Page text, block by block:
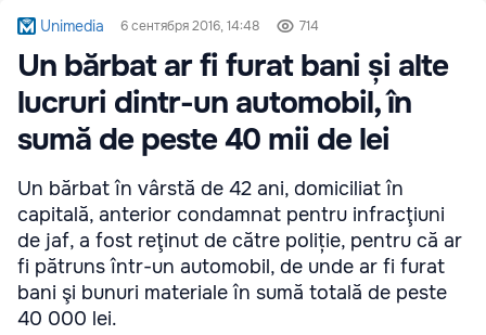
Unimedia 6 сентября 2016, 14:48 714
Un bărbat ar fi furat bani și alte
lucruri dintr-un automobil, în
sumă de peste 40 mii de lei
Un bărbat în vârstă de 42 ani, domiciliat în
capitală, anterior condamnat pentru infracţiuni
de jaf, a fost reţinut de către poliție, pentru că ar
fi pătruns într-un automobil, de unde ar fi furat
bani şi bunuri materiale în sumă totală de peste
40 000 lei.